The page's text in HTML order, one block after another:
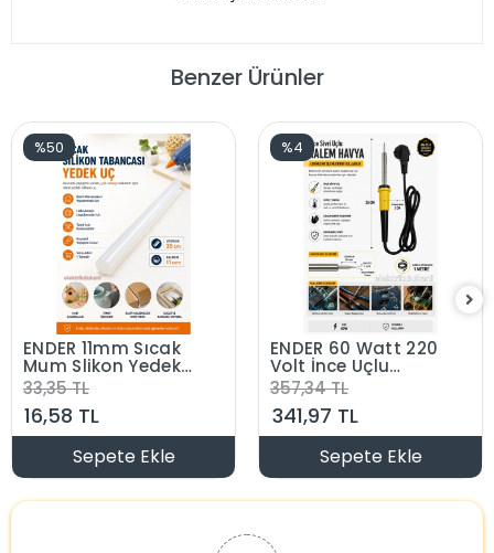
Benzer Ürünler
%50
ENDER 11mm Sıcak
Mum Slikon Yedek
Slikon Çubuk
33,35 TL
16,58 TL
Sepete Ekle
%4
ENDER 60 Watt 220
Volt İnce Uçlu
Kalem Havya 60W
357,34 TL
341,97 TL
Sepete Ekle